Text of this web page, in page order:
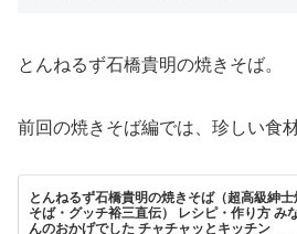
とんねるず石橋貴明の焼きそば。
前回の焼きそば編では、珍しい食
とんねるず石橋貴明の焼きそば（超高級紳士
そば・グッチ裕三直伝） レシピ・作り方 み
んのおかげでした チャチャッとキッチン